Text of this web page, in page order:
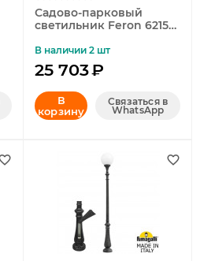
Садово-парковый
светильник Feron 6215
В наличии 2 шт
25 703₽
В
корзину
Связаться в
WhatsApp